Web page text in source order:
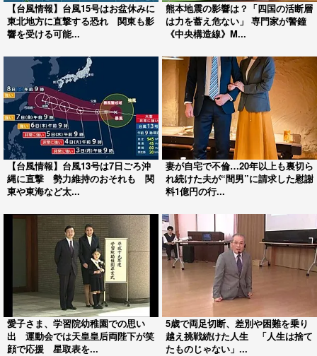
【台風情報】台風15号はお盆休みに
東北地方に直撃する恐れ 関東も影
響を受ける可能...
熊本地震の影響は？「四国の活断層
は力を蓄え危ない」 専門家が警鐘
《中央構造線》M...
【台風情報】台風13号は7日ごろ沖
縄に直撃 勢力維持のおそれも 関
東や東海など太...
妻が自宅で不倫…20年以上も裏切ら
れ続けた夫が“間男”に請求した慰謝
料1億円の行...
愛子さま、学習院幼稚園での思い
出 運動会では天皇皇后両陛下が笑
顔で応援 星取表を...
5歳で両足切断、差別や困難を乗り
越え挑戦続けた人生 「人生は捨て
たものじゃない」...